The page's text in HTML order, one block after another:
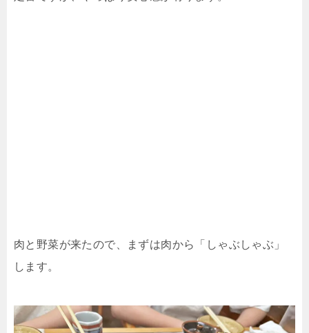
肉と野菜が来たので、まずは肉から「しゃぶしゃぶ」
します。